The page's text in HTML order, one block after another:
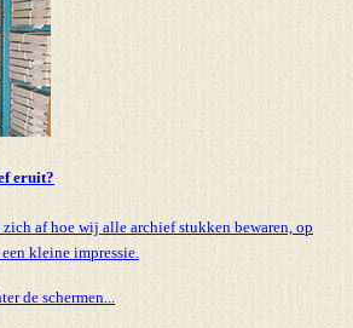
eruit?
af hoe wij alle archief stukken bewaren, op
kleine impressie.
de schermen...